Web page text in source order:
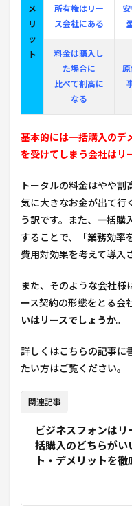
メ
リ
ッ
ト
所有権はリー
ス会社にある
料金は購入し
た場合に
比べて割高に
なる
基本的には一括購入のデ
を受けてしまう会社はリ
トータルの料金はやや
気に大きなお金が出て行
う訳です。また、一括購
することで、「業務効率
費用対効果を考えて導入
また、そのような会社様
ース契約の形態をとる会
いはリースでしょうか。
詳しくはこちらの記事に
たい方はご覧ください。
関連記事
ビジネスフォンはリ
括購入のどちらがい
ト・デメリットを徹